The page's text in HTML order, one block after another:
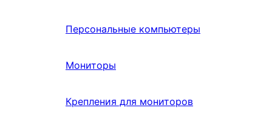
Персональные компьютеры
Мониторы
Крепления для мониторов